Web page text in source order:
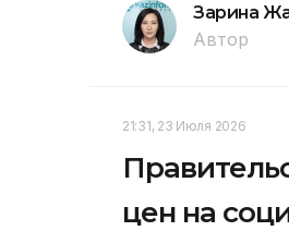
Зарина
Автор
21:31, 23 Июля 2026
цен на